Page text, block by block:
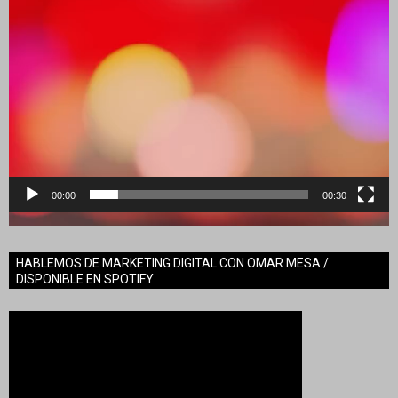
00:00 00:30
HABLEMOS DE MARKETING DIGITAL CON OMAR MESA /
DISPONIBLE EN SPOTIFY